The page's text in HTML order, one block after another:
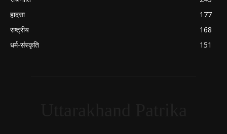
हादसा
177
राष्ट्रीय
168
धर्म-संस्कृति
151